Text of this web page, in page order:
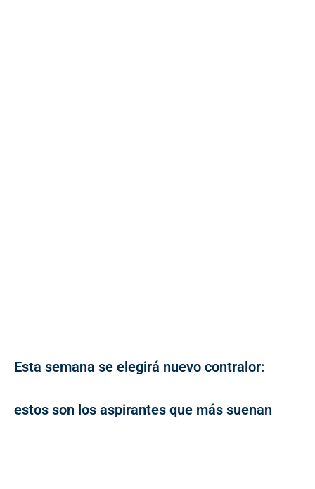
Esta semana se elegirá nuevo contralor:
estos son los aspirantes que más suenan